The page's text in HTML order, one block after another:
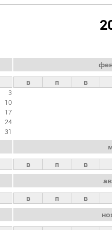
3
10
17
24
31
в п в
в п в
в п в